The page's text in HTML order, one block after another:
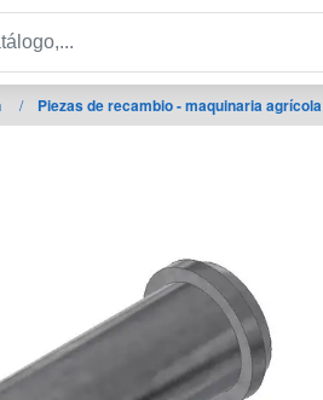
/ Piezas de recambio - maquinaria agrícola